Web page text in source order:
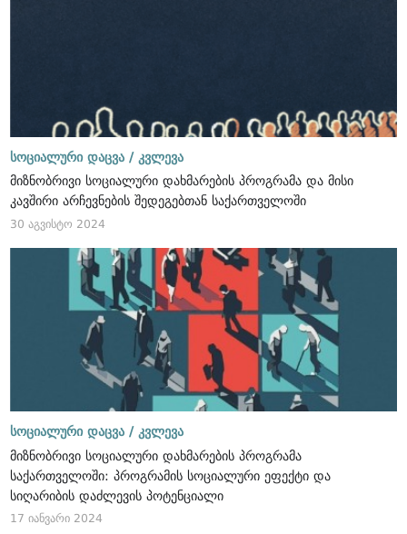
სოციალური დაცვა / კვლევა
მიზნობრივი სოციალური დახმარების პროგრამა და მისი
კავშირი არჩევნების შედეგებთან საქართველოში
30 აგვისტო 2024
სოციალური დაცვა / კვლევა
მიზნობრივი სოციალური დახმარების პროგრამა
საქართველოში: პროგრამის სოციალური ეფექტი და
სიღარიბის დაძლევის პოტენციალი
17 იანვარი 2024